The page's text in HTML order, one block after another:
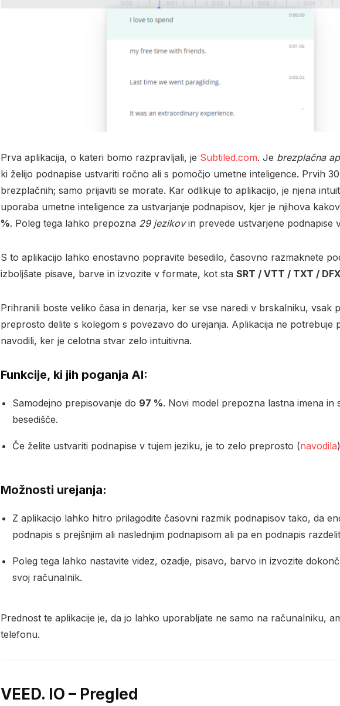
Prva aplikacija, o kateri bomo razpravljali, je Subtiled.com. Je brezplačna
ki želijo podnapise ustvariti ročno ali s pomočjo umetne inteligence. Prvih
brezplačnih; samo prijaviti se morate. Kar odlikuje to aplikacijo, je njena
uporaba umetne inteligence za ustvarjanje podnapisov, kjer je njihova
%. Poleg tega lahko prepozna 29 jezikovin prevede ustvarjene podnapise
S to aplikacijo lahko enostavno popravite besedilo, časovno razmaknete
izboljšate pisave, barve in izvozite v formate, kot staSRT / VTT / TXT /
Prihranili boste veliko časa in denarja, ker se vse naredi v brskalniku, vsak
preprosto delite s kolegom s povezavo do urejanja. Aplikacija ne potrebuje
navodili, ker je celotna stvar zelo intuitivna.
Funkcije, ki jih poganja AI:
Samodejno prepisovanje do 97 %. Novi model prepozna lastna imena in
besedišče.
Če želite ustvariti podnapise v tujem jeziku, je to zelo preprosto (navodila
Možnosti urejanja:
Z aplikacijo lahko hitro prilagodite časovni razmik podnapisov tako, da
podnapis s prejšnjim ali naslednjim podnapisom ali pa en podnapis
Poleg tega lahko nastavite videz, ozadje, pisavo, barvo in izvozite
svoj računalnik.
Prednost te aplikacije je, da jo lahko uporabljate ne samo na računalniku,
telefonu.
VEED. IO – Pregled